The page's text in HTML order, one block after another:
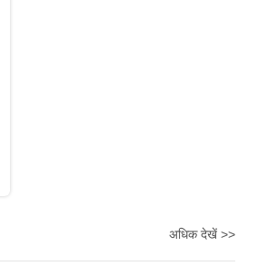
अधिक देखें >>